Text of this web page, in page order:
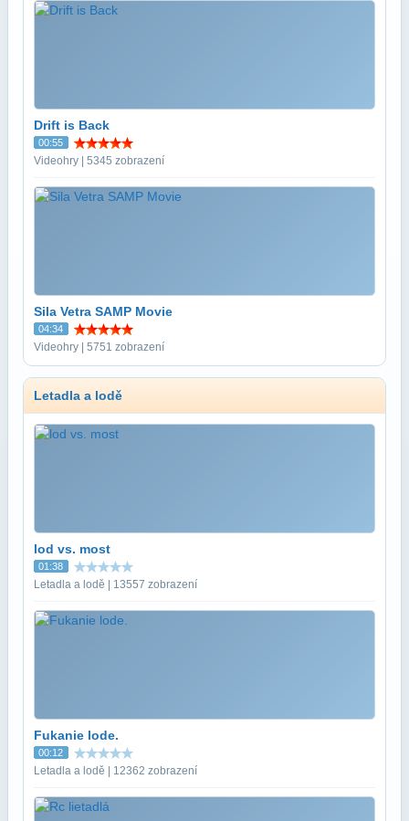
Drift is Back
00:55
Videohry | 5345 zobrazení
Sila Vetra SAMP Movie
04:34
Videohry | 5751 zobrazení
Letadla a lodě
lod vs. most
01:38
Letadla a lodě | 13557 zobrazení
Fukanie lode.
00:12
Letadla a lodě | 12362 zobrazení